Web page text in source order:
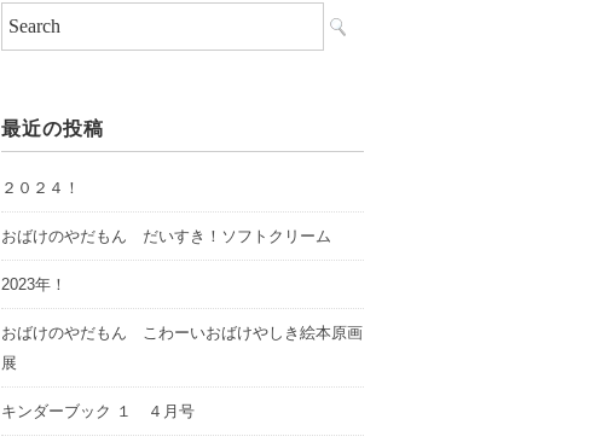
最近の投稿
２０２４！
おばけのやだもん だいすき！ソフトクリーム
2023年！
おばけのやだもん こわーいおばけやしき絵本原画
展
キンダーブック １ ４月号